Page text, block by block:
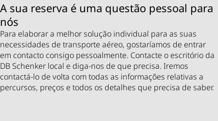
A sua reserva é uma questão pessoal para
nós
Para elaborar a melhor solução individual para as suas
necessidades de transporte aéreo, gostaríamos de entrar
em contacto consigo pessoalmente. Contacte o escritório da
DB Schenker local e diga-nos de que precisa. Iremos
contactá-lo de volta com todas as informações relativas a
percursos, preços e todos os detalhes que precisa de saber.